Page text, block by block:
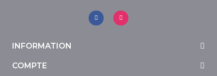
INFORMATION
COMPTE